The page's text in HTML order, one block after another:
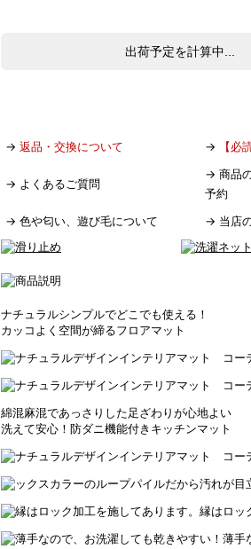
出荷予定を計算中...
→ 返品・交換について → 【必
→ よくあるご質問
→ 商品
予約
→ 色や匂い、遊び毛について → 当店
ナチュラルシンプルでどこでも使える！
カッコよく空間が締るフロアマット
綿混麻混であっさりした足ざわりが心地よい
洗えて安心！防ダニ機能付きキッチンマット
縁はロッ
薄手